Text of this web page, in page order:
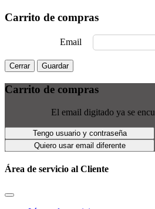
Carrito de compras
Email
Cerrar Guardar
Carrito de compras
El email digitado ya se
Tengo usuario y contraseña
Quiero usar email diferente
Área de servicio al Cliente